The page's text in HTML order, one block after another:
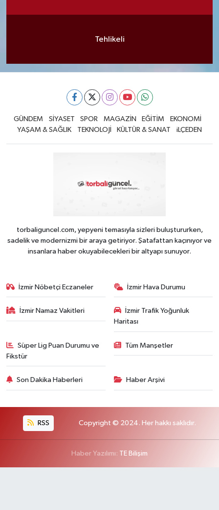
Tehlikeli
GÜNDEM SİYASET SPOR MAGAZİN EĞİTİM
EKONOMİ
YAŞAM & SAĞLIK
TEKNOLOJİ KÜLTÜR & SANAT iLÇEDEN
torbaliguncel.com, yepyeni temasıyla sizleri buluştururken,
sadelik ve modernizmi bir araya getiriyor. Şatafattan kaçınıyor ve
insanlara haber okuyabilecekleri bir altyapı sunuyor.
İzmir Nöbetçi Eczaneler İzmir Hava Durumu
İzmir Namaz Vakitleri
İzmir Trafik Yoğunluk
Haritası
Süper Lig Puan Durumu ve
Fikstür
Tüm Manşetler
Son Dakika Haberleri Haber Arşivi
RSS Copyright © 2024. Her hakkı saklıdır.
Haber Yazılımı: TE Bilişim